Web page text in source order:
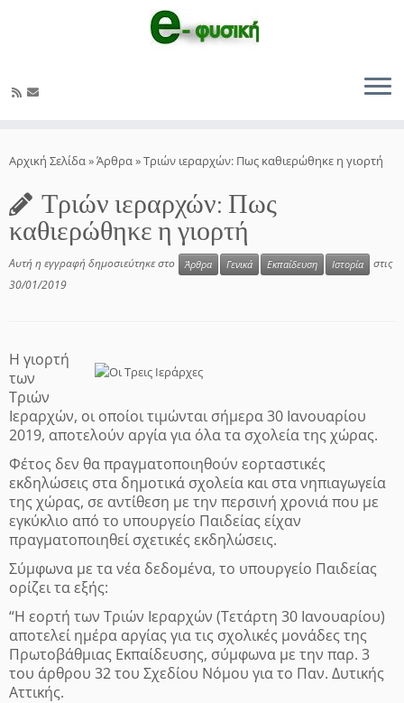
στο
Αρχική Σελίδα»Άρθρα»Τριών ιεραρχών: Πως καθιερώθηκε η γιορτή
Τριών ιεραρχών: Πως
καθιερώθηκε η γιορτή
Αυτή η εγγραφή δημοσιεύτηκε στο Άρθρα Γενικά Εκπαίδευση Ιστορία
στις
30/01/2019
Η γιορτή
των
Τριών
Ιεραρχών, οι οποίοι τιμώνται σήμερα 30 Ιανουαρίου
2019, αποτελούν αργία για όλα τα σχολεία της χώρας.
Φέτος δεν θα πραγματοποιηθούν εορταστικές
εκδηλώσεις στα δημοτικά σχολεία και στα νηπιαγωγεία
της χώρας, σε αντίθεση με την περσινή χρονιά που με
εγκύκλιο από το υπουργείο Παιδείας είχαν
πραγματοποιηθεί σχετικές εκδηλώσεις.
Σύμφωνα με τα νέα δεδομένα, το υπουργείο Παιδείας
ορίζει τα εξής:
“Η εορτή των Τριών Ιεραρχών (Τετάρτη 30 Ιανουαρίου)
αποτελεί ημέρα αργίας για τις σχολικές μονάδες της
Πρωτοβάθμιας Εκπαίδευσης, σύμφωνα με την παρ. 3
του άρθρου 32 του Σχεδίου Νόμου για το Παν. Δυτικής
Αττικής.